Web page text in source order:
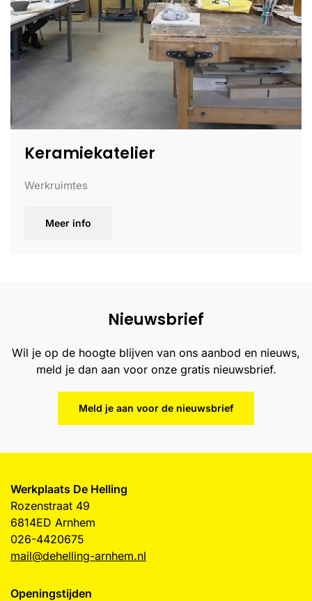
Keramiekatelier
Werkruimtes
Meer info
Nieuwsbrief
Wil je op de hoogte blijven van ons aanbod en nieuws,
meld je dan aan voor onze gratis nieuwsbrief.
Meld je aan voor de nieuwsbrief
Werkplaats De Helling
Rozenstraat 49
6814ED Arnhem
026-4420675
mail@dehelling-arnhem.nl
Openingstijden